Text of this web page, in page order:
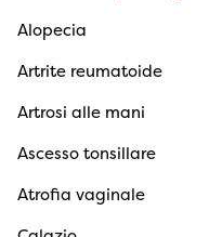
Alopecia
Artrite reumatoide
Artrosi alle mani
Ascesso tonsillare
Atrofia vaginale